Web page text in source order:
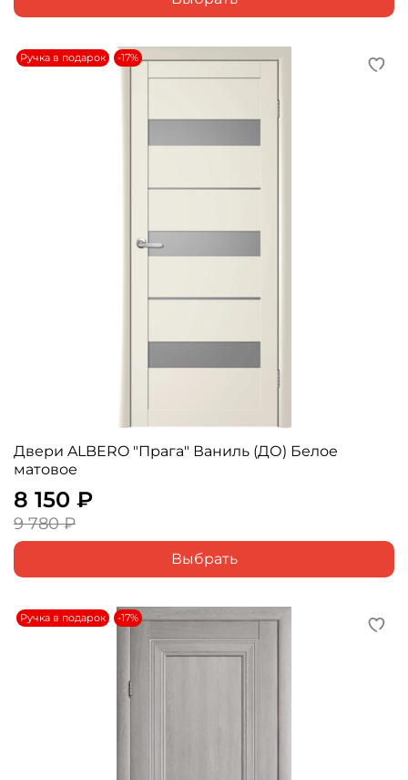
Ручка в подарок -17%
Двери ALBERO "Прага" Ваниль (ДО) Белое
матовое
8 150 ₽
9 780 ₽
Выбрать
Ручка в подарок -17%